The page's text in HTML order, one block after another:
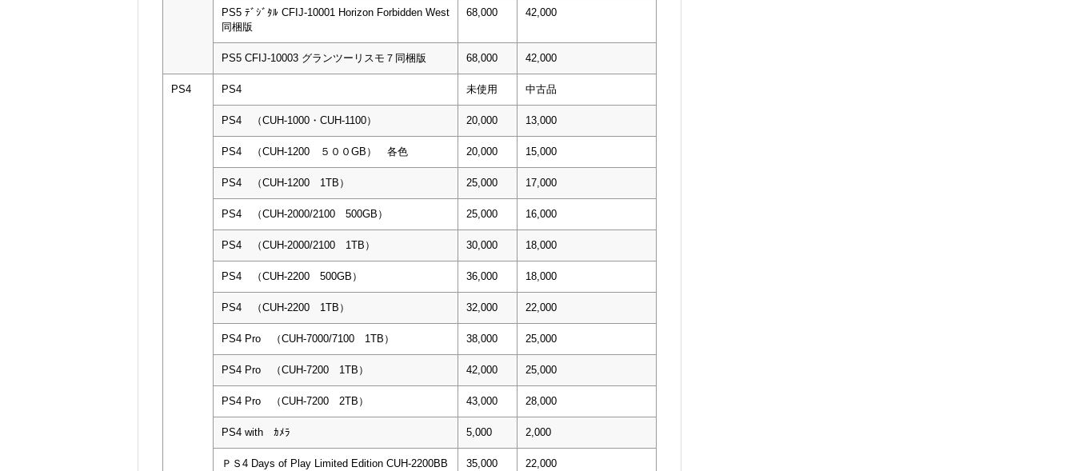
PS5 ﾃﾞｼﾞﾀﾙ CFIJ-10001 Horizon Forbidden West
同梱版
68,000 42,000
PS5 CFIJ-10003 グランツーリスモ７同梱版 68,000 42,000
PS4 PS4 未使用 中古品
PS4 （CUH-1000・CUH-1100） 20,000 13,000
PS4 （CUH-1200 ５００GB） 各色 20,000 15,000
PS4 （CUH-1200 1TB） 25,000 17,000
PS4 （CUH-2000/2100 500GB） 25,000 16,000
PS4 （CUH-2000/2100 1TB） 30,000 18,000
PS4 （CUH-2200 500GB） 36,000 18,000
PS4 （CUH-2200 1TB） 32,000 22,000
PS4 Pro （CUH-7000/7100 1TB） 38,000 25,000
PS4 Pro （CUH-7200 1TB） 42,000 25,000
PS4 Pro （CUH-7200 2TB） 43,000 28,000
PS4 with ｶﾒﾗ 5,000 2,000
ＰＳ4 Days of Play Limited Edition CUH-2200BB
35,000 22,000